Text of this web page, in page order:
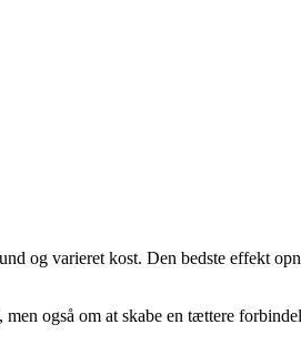
og varieret kost. Den bedste effekt
også om at skabe en tættere